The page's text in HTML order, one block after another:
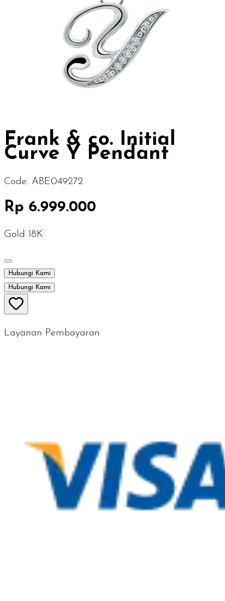
Frank & co. Initial
Curve Y Pendant
Code: ABE049272
Rp 6.999.000
Gold 18K
Hubungi Kami
Hubungi Kami
Layanan Pembayaran